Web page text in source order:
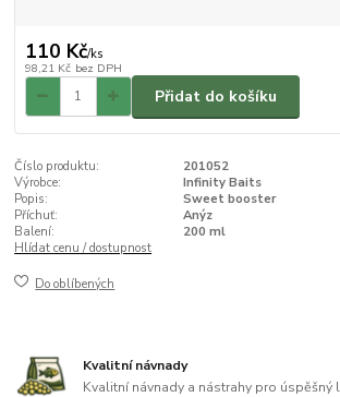
110 Kč/ks
98,21 Kč bez DPH
Přidat do košíku
Číslo produktu:
201052
Výrobce:
Infinity Baits
Popis:
Sweet booster
Příchuť:
Anýz
Balení:
200 ml
Hlídat cenu / dostupnost
Do oblíbených
Kvalitní návnady
Kvalitní návnady a nástrahy pro úspěšný